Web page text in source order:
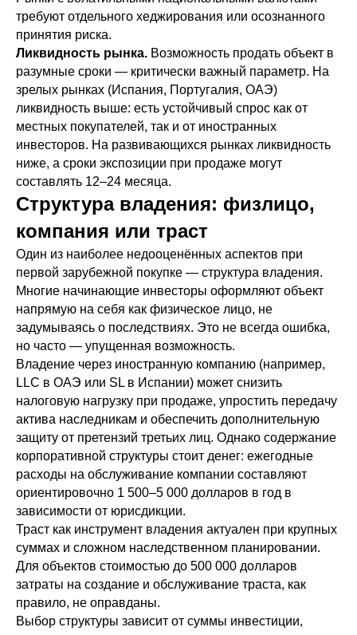
требуют отдельного хеджирования или осознанного
принятия риска.
Ликвидность рынка. Возможность продать объект в
разумные сроки — критически важный параметр. На
зрелых рынках (Испания, Португалия, ОАЭ)
ликвидность выше: есть устойчивый спрос как от
местных покупателей, так и от иностранных
инвесторов. На развивающихся рынках ликвидность
ниже, а сроки экспозиции при продаже могут
составлять 12–24 месяца.
Структура владения: физлицо,
компания или траст
Один из наиболее недооценённых аспектов при
первой зарубежной покупке — структура владения.
Многие начинающие инвесторы оформляют объект
напрямую на себя как физическое лицо, не
задумываясь о последствиях. Это не всегда ошибка,
но часто — упущенная возможность.
Владение через иностранную компанию (например,
LLC в ОАЭ или SL в Испании) может снизить
налоговую нагрузку при продаже, упростить передачу
актива наследникам и обеспечить дополнительную
защиту от претензий третьих лиц. Однако содержание
корпоративной структуры стоит денег: ежегодные
расходы на обслуживание компании составляют
ориентировочно 1 500–5 000 долларов в год в
зависимости от юрисдикции.
Траст как инструмент владения актуален при крупных
суммах и сложном наследственном планировании.
Для объектов стоимостью до 500 000 долларов
затраты на создание и обслуживание траста, как
правило, не оправданы.
Выбор структуры зависит от суммы инвестиции,